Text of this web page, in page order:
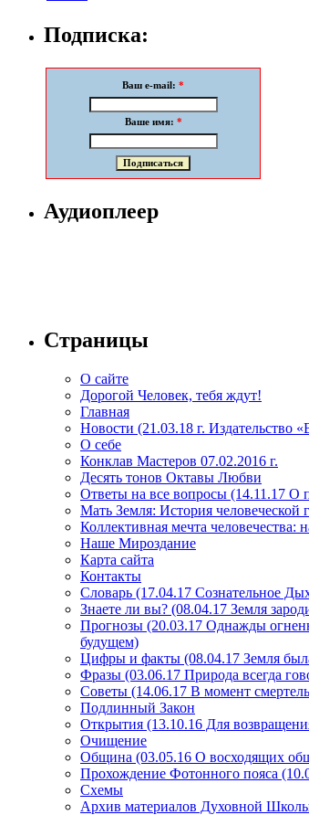
Подписка:
Ваш e-mail: *
Ваше имя: *
Аудиоплеер
Страницы
О сайте
Дорогой Человек, тебя ждут!
Главная
Новости (21.03.18 г. Издательство
О себе
Конклав Мастеров 07.02.2016 г.
Десять тонов Октавы Любви
Ответы на все вопросы (14.11.17 О
Мать Земля: История человеческой
Коллективная мечта человечества:
Наше Мироздание
Карта сайта
Контакты
Словарь (17.04.17 Сознательное
Знаете ли вы? (08.04.17 Земля
Прогнозы (20.03.17 Однажды
будущем)
Цифры и факты (08.04.17 Земля
Фразы (03.06.17 Природа всегда
Советы (14.06.17 В момент
Подлинный Закон
Открытия (13.10.16 Для
Очищение
Община (03.05.16 О восходящих
Прохождение Фотонного пояса
Схемы
Архив материалов Духовной